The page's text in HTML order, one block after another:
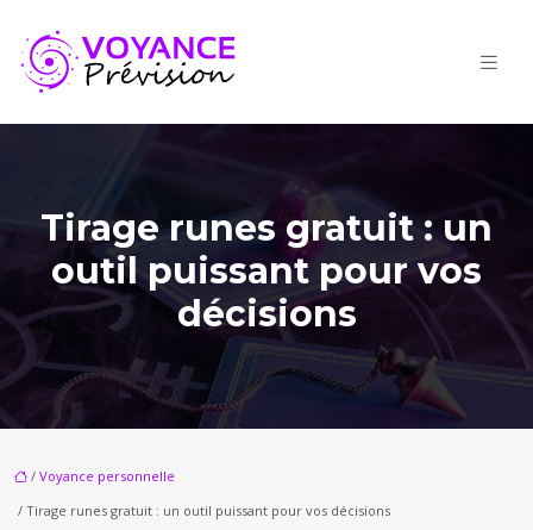
Tirage runes gratuit : un
outil puissant pour vos
décisions
/ Voyance personnelle
/ Tirage runes gratuit : un outil puissant pour vos décisions